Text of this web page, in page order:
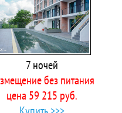
7 ночей
без питания
цена 59 215 руб.